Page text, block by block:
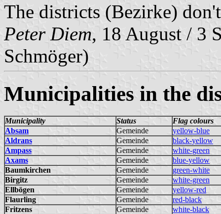
The districts (Bezirke)
Peter Diem, 18 August / 3
Schmöger)
Municipalities in the
Municipality Status
Flag colours
Absam
Gemeinde
yellow-blue
Aldrans
Gemeinde
black-yellow
Ampass
Gemeinde
white-green
Axams
Gemeinde
blue-yellow
Baumkirchen
Gemeinde
green-white
Birgitz
Gemeinde
white-green
Ellbögen
Gemeinde
yellow-red
Flaurling
Gemeinde
red-black
Fritzens
Gemeinde
white-black